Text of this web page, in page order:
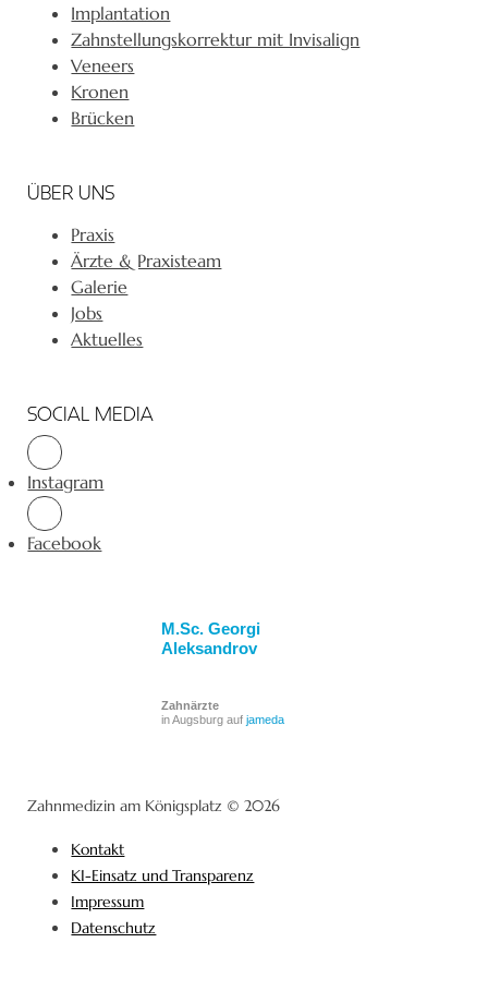
Implantation
Zahnstellungskorrektur mit Invisalign
Veneers
Kronen
Brücken
ÜBER UNS
Praxis
Ärzte & Praxisteam
Galerie
Jobs
Aktuelles
SOCIAL MEDIA
Instagram
Facebook
M.Sc. Georgi
Aleksandrov
Zahnärzte
in Augsburg aufjameda
Zahnmedizin am Königsplatz © 2026
Kontakt
KI-Einsatz und Transparenz
Impressum
Datenschutz